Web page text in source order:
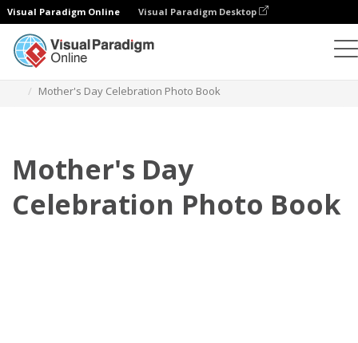
Visual Paradigm Online Visual Paradigm Desktop
Mother's Day Celebration Photo Book
Mother's Day
Celebration Photo Book